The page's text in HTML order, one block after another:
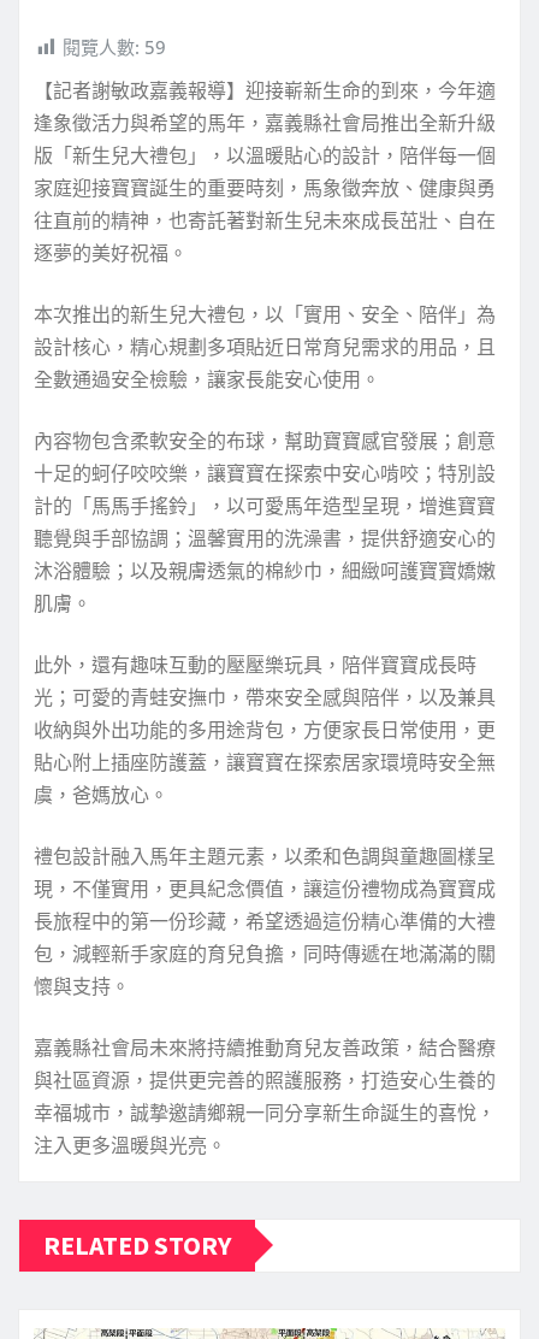
閱覽人數: 59
【記者謝敏政嘉義報導】迎接嶄新生命的到來，今年適
逢象徵活力與希望的馬年，嘉義縣社會局推出全新升級
版「新生兒大禮包」，以溫暖貼心的設計，陪伴每一個
家庭迎接寶寶誕生的重要時刻，馬象徵奔放、健康與勇
往直前的精神，也寄託著對新生兒未來成長茁壯、自在
逐夢的美好祝福。
本次推出的新生兒大禮包，以「實用、安全、陪伴」為
設計核心，精心規劃多項貼近日常育兒需求的用品，且
全數通過安全檢驗，讓家長能安心使用。
內容物包含柔軟安全的布球，幫助寶寶感官發展；創意
十足的蚵仔咬咬樂，讓寶寶在探索中安心啃咬；特別設
計的「馬馬手搖鈴」，以可愛馬年造型呈現，增進寶寶
聽覺與手部協調；溫馨實用的洗澡書，提供舒適安心的
沐浴體驗；以及親膚透氣的棉紗巾，細緻呵護寶寶嬌嫩
肌膚。
此外，還有趣味互動的壓壓樂玩具，陪伴寶寶成長時
光；可愛的青蛙安撫巾，帶來安全感與陪伴，以及兼具
收納與外出功能的多用途背包，方便家長日常使用，更
貼心附上插座防護蓋，讓寶寶在探索居家環境時安全無
虞，爸媽放心。
禮包設計融入馬年主題元素，以柔和色調與童趣圖樣呈
現，不僅實用，更具紀念價值，讓這份禮物成為寶寶成
長旅程中的第一份珍藏，希望透過這份精心準備的大禮
包，減輕新手家庭的育兒負擔，同時傳遞在地滿滿的關
懷與支持。
嘉義縣社會局未來將持續推動育兒友善政策，結合醫療
與社區資源，提供更完善的照護服務，打造安心生養的
幸福城市，誠摯邀請鄉親一同分享新生命誕生的喜悅，
注入更多溫暖與光亮。
RELATED STORY